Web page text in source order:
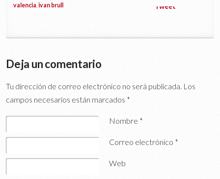
valencia,ivan brull Tweet
Deja un comentario
Tu dirección de correo electrónico no será publicada. Los
campos necesarios están marcados *
Nombre *
Correo electrónico *
Web